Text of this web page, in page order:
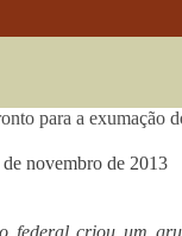
para a exumação
de novembro de 2013
federal criou um